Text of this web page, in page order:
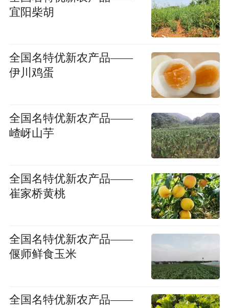
宜阳柴胡
全国名特优新农产品——
伊川鸡蛋
全国名特优新农产品——
嵖岈山芋
全国名特优新农产品——
崔家桥黄桃
全国名特优新农产品——
偃师鲜食玉米
全国名特优新农产品——